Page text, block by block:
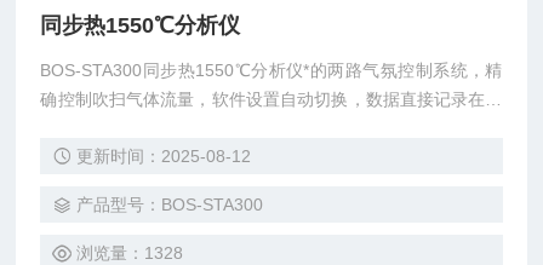
同步热1550℃分析仪
BOS-STA300同步热1550℃分析仪*的两路气氛控制系统，精
确控制吹扫气体流量，软件设置自动切换，数据直接记录在数
更新时间：2025-08-12
产品型号：BOS-STA300
浏览量：1328